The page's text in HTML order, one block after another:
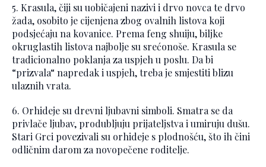
5. Krasula, čiji su uobičajeni nazivi i drvo novca te drvo
žada, osobito je cijenjena zbog ovalnih listova koji
podsjećaju na kovanice. Prema feng shuiju, biljke
okruglastih listova najbolje su srećonoše. Krasula se
tradicionalno poklanja za uspjeh u poslu. Da bi
“prizvala“ napredak i uspjeh, treba je smjestiti blizu
ulaznih vrata.
6. Orhideje su drevni ljubavni simboli. Smatra se da
privlače ljubav, produbljuju prijateljstva i umiruju dušu.
Stari Grci povezivali su orhideje s plodnošću, što ih čini
odličnim darom za novopečene roditelje.